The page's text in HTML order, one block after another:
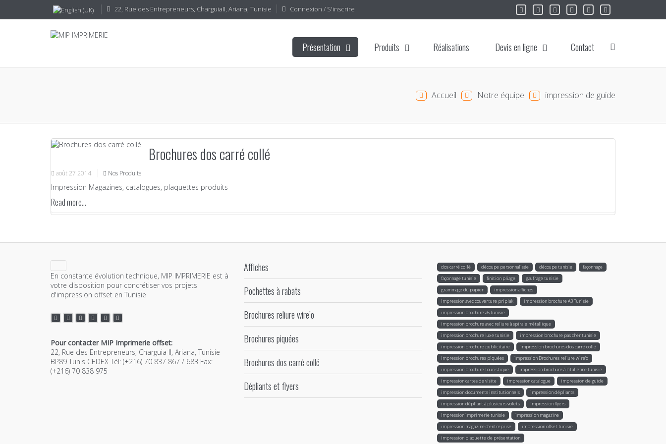
22, Rue des Entrepreneurs, CharguiaII, Ariana, Tunisie Connexion / S'inscrire
Présentation Produits Réalisations Devis en ligne Contact
Accueil Notre équipe impression de guide
Brochures dos carré collé
août 27 2014 Nos Produits
Impression Magazines, catalogues, plaquettes produits
Read more...
En constante évolution technique, MIP IMPRIMERIE est à
votre disposition pour concrétiser vos projets
d'impression offset en Tunisie
Pour contacter MIP Imprimerie offset:
22, Rue des Entrepreneurs, Charguia II, Ariana, Tunisie
BP89 Tunis CEDEX Tél: (+216) 70 837 867 / 683 Fax:
(+216) 70 838 975
Affiches
Pochettes à rabats
Brochures reliure wire’o
Brochures piquées
Brochures dos carré collé
Dépliants et flyers
dos carré collé découpe personnalisée découpe tunisie
façonnage
façonnage tunisie
finition pliage
gaufrage tunisie
grammage du papier
impression affiches
impression avec couverture priplak
impression brochure A3 Tunisie
impression brochure a6 tunisie
impression brochure avec reliure à spirale métallique
impression brochure luxe tunisie
impression brochure pas cher tunisie
impression brochure publicitaire
impression brochures dos carré collé
impression brochures piquées
impression Brochures reliure wire’o
impression brochure touristique
impression brochure à l'italienne tunisie
impression cartes de visite
impression catalogue
impression de guide
impression documents institutionnels
impression dépliants
impression dépliant à plusieurs volets
impression flyers
impression imprimerie tunisie
impression magazine
impression magazine d’entreprise
impression offset tunisie
impression plaquette de présentation